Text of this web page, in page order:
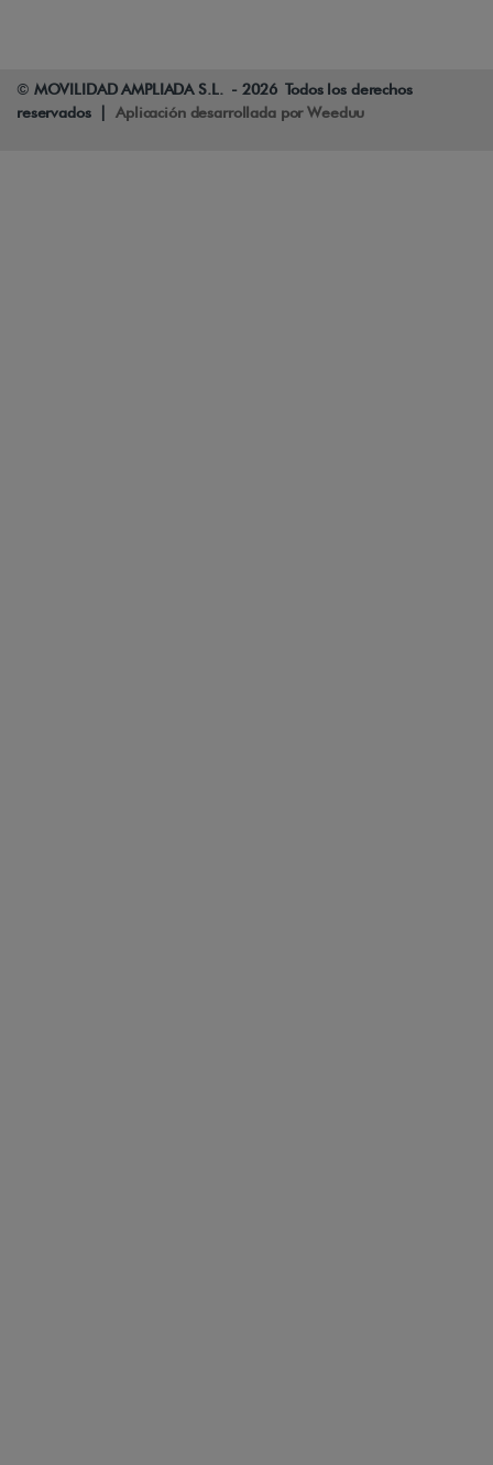
© MOVILIDAD AMPLIADA S.L. - 2026 Todos los derechos
reservados |Aplicación desarrollada por Weeduu